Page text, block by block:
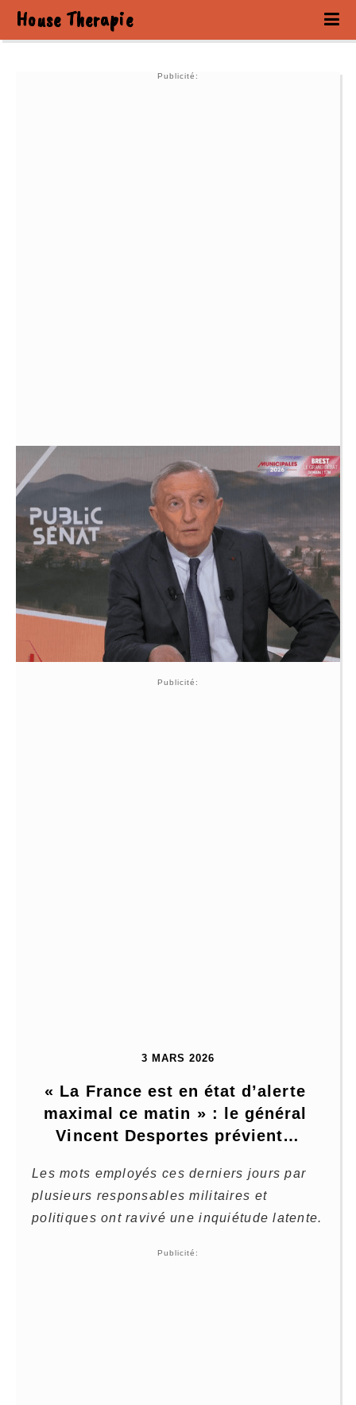
House Therapie
Publicité:
Publicité:
3 MARS 2026
« La France est en état d’alerte
maximal ce matin » : le général
Vincent Desportes prévient…
Les mots employés ces derniers jours par
plusieurs responsables militaires et
politiques ont ravivé une inquiétude latente.
Publicité: